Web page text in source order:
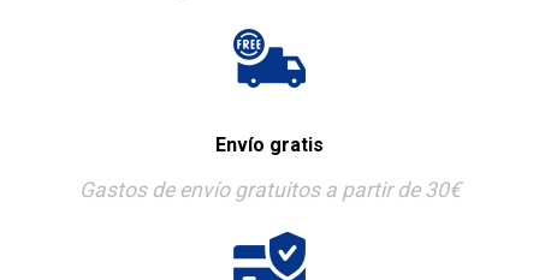
Envío gratis
Gastos de envío gratuitos a partir de 30€